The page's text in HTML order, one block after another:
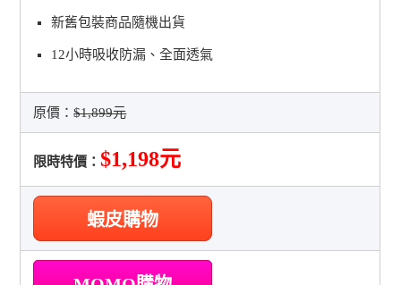
新舊包裝商品隨機出貨
12小時吸收防漏、全面透氣
原價：$1,899元
限時特價：$1,198元
蝦皮購物